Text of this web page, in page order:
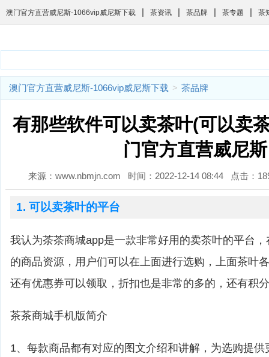
澳门官方直营威尼斯-1066vip威尼斯下载 | 茶资讯 | 茶品牌 | 茶专题 | 茶
澳门官方直营威尼斯-1066vip威尼斯下载 > 茶品牌
有那些软件可以卖茶叶(可以卖
门官方直营威尼斯
来源：www.nbmjn.com 时间：2022-12-14 08:44 点击：
1. 可以卖茶叶的平台
我认为茶茶商城app是一款非常好用的卖茶叶的平台
的商品资源，用户们可以在上面进行选购，上面茶叶
还有优惠券可以领取，折扣也是非常的多的，还有积
茶茶商城手机版简介
1、每款商品都有对应的图文介绍和讲解，为选购提